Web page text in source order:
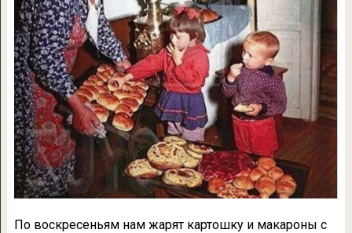
По воскресеньям нам жарят картошку и макароны с